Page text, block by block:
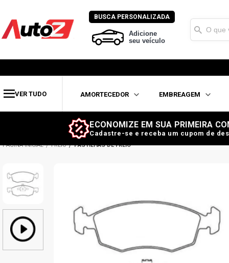
BUSCA PERSONALIZADA
Adicione
seu veículo
VER TUDO AMORTECEDOR EMBREAGEM
ECONOMIZE EM SUA PRIMEIRA
Cadastre-se e receba um cupom de
FREIO PASTILHAS DE FREIO